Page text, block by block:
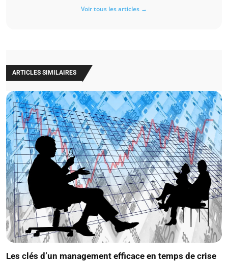
Voir tous les articles →
ARTICLES SIMILAIRES
Les clés d’un management efficace en temps de crise